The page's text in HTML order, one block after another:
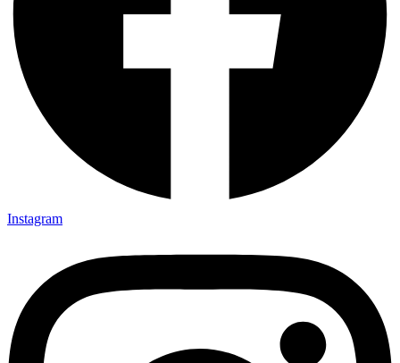
Instagram